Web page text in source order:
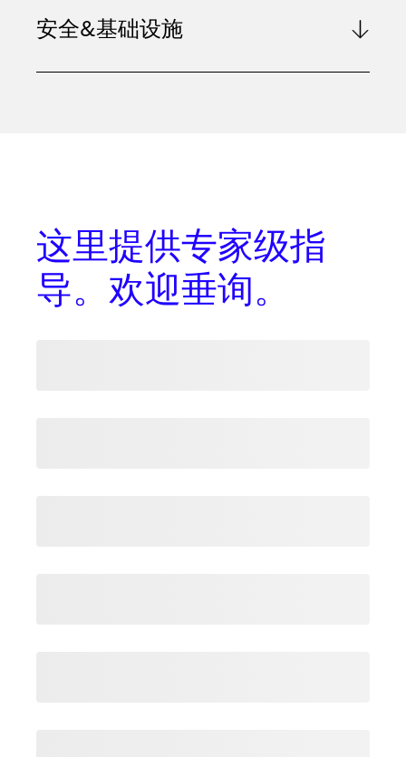
安全&基础设施
这里提供专家级指
导。欢迎垂询。